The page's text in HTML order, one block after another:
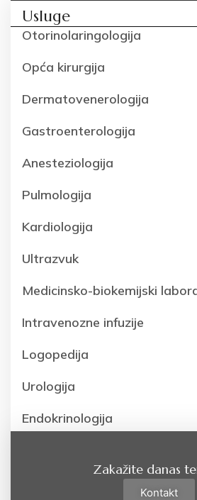
Usluge
Otorinolaringologija
Opća kirurgija
Dermatovenerologija
Gastroenterologija
Anesteziologija
Pulmologija
Kardiologija
Ultrazvuk
Medicinsko-biokemijski
Intravenozne infuzije
Logopedija
Urologija
Endokrinologija
Zakažite danas
Kontakt